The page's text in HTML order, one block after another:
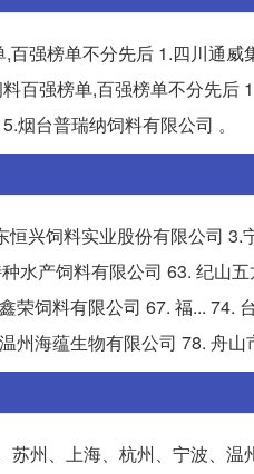
强榜单不分先后 1.四川通
百强榜单,百强榜单不分先后
烟台普瑞纳饲料有限公司 。
兴饲料实业股份有限公司
水产饲料有限公司 63. 纪山
荣饲料有限公司 67. 福... 74.
海蕴生物有限公司 78. 舟山
州、上海、杭州、宁波、